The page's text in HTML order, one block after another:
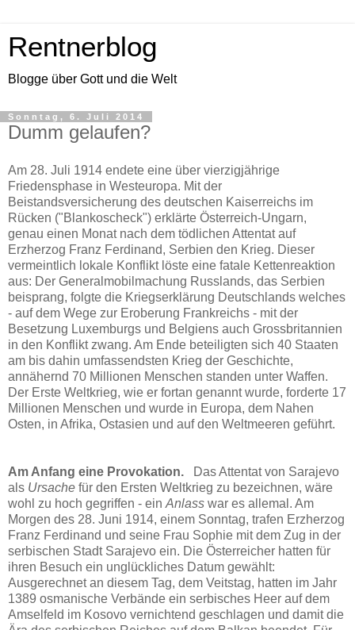
Rentnerblog
Blogge über Gott und die Welt
Sonntag, 6. Juli 2014
Dumm gelaufen?
Am 28. Juli 1914 endete eine über vierzigjährige
Friedensphase in Westeuropa. Mit der
Beistandsversicherung des deutschen Kaiserreichs im
Rücken ("Blankoscheck") erklärte Österreich-Ungarn,
genau einen Monat nach dem tödlichen Attentat auf
Erzherzog Franz Ferdinand, Serbien den Krieg. Dieser
vermeintlich lokale Konflikt löste eine fatale Kettenreaktion
aus: Der Generalmobilmachung Russlands, das Serbien
beisprang, folgte die Kriegserklärung Deutschlands welches
- auf dem Wege zur Eroberung Frankreichs - mit der
Besetzung Luxemburgs und Belgiens auch Grossbritannien
in den Konflikt zwang. Am Ende beteiligten sich 40 Staaten
am bis dahin umfassendsten Krieg der Geschichte,
annähernd 70 Millionen Menschen standen unter Waffen.
Der Erste Weltkrieg, wie er fortan genannt wurde, forderte 17
Millionen Menschen und wurde in Europa, dem Nahen
Osten, in Afrika, Ostasien und auf den Weltmeeren geführt.
Am Anfang eine Provokation.
Das Attentat von Sarajevo
als Ursache für den Ersten Weltkrieg zu bezeichnen, wäre
wohl zu hoch gegriffen - ein Anlass war es allemal. Am
Morgen des 28. Juni 1914, einem Sonntag, trafen Erzherzog
Franz Ferdinand und seine Frau Sophie mit dem Zug in der
serbischen Stadt Sarajevo ein. Die Österreicher hatten für
ihren Besuch ein unglückliches Datum gewählt:
Ausgerechnet an diesem Tag, dem Veitstag, hatten im Jahr
1389 osmanische Verbände ein serbisches Heer auf dem
Amselfeld im Kosovo vernichtend geschlagen und damit die